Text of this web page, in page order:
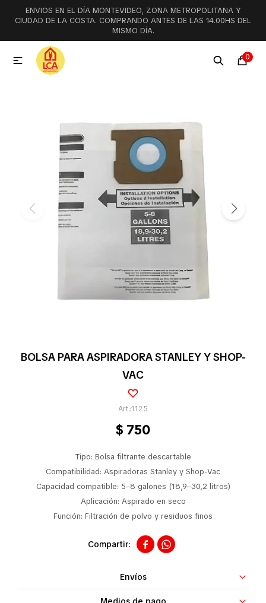
ENVIOS EN EL DÍA MONTEVIDEO, ZONA METROPOLITANA Y
CIUDAD DE LA COSTA. COMPRANDO ANTES DE LAS 14.00HS DEL
MISMO DÍA.
0

BOLSA PARA ASPIRADORA STANLEY Y SHOP-
VAC
1125
$ 750
Tipo: Bolsa filtrante descartable
Compatibilidad: Aspiradoras Stanley y Shop-Vac
Capacidad compatible: 5–8 galones (18,9–30,2 litros)
Aplicación: Aspirado en seco
Función: Filtración de polvo y residuos finos
 
Envíos
MI CUENTA
Menú
Lavadoras y lavavajillas
Secarropas
Limpieza vehícular